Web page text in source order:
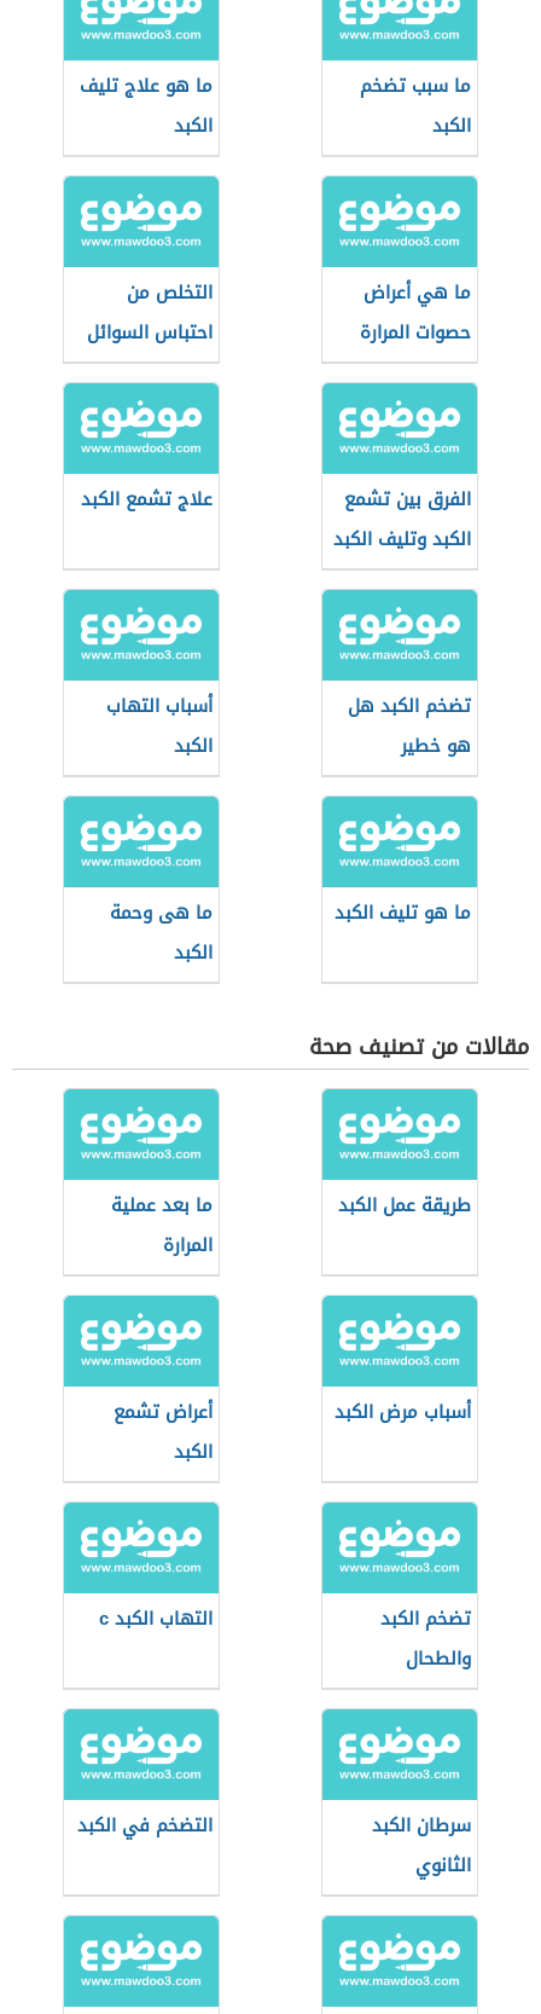
ما سبب تضخم
الكبد
ما هو علاج تليف
الكبد
ما هي أعراض
حصوات المرارة
التخلص من
احتباس السوائل
في البطن
الفرق بين تشمع
الكبد وتليف الكبد
علاج تشمع الكبد
تضخم الكبد هل
هو خطير
أسباب التهاب
الكبد
ما هو تليف الكبد
ما هى وحمة
الكبد
مقالات من تصنيف صحة
طريقة عمل الكبد
ما بعد عملية
المرارة
أسباب مرض الكبد
أعراض تشمع
الكبد
تضخم الكبد
والطحال
التهاب الكبد c
سرطان الكبد
الثانوي
التضخم في الكبد